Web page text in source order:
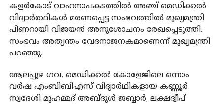
കളർകോട് വാഹനാപകടത്തിൽ അഞ്ച് മെഡിക്കൽ
വിദ്വാർത്ഥികൾ മരണപ്പെട്ട സംഭവത്തിൽ മുഖ്യമന്ത്രി
പിണറായി വിജയൻ അനുശോചനം രേഖപ്പെടുത്തി.
സംഭവം അത്യന്തം വേദനാജനകമാണെന്ന് മുഖ്യമന്ത്രി
പറഞ്ഞു.
ആലപ്പുഴ ഗവ. മെഡിക്കൽ കോളേജിലെ ഒന്നാം
വർഷ എംബിബിഎസ് വിദ്യാർഥികളായ കണ്ണൂർ
സ്വദേശി മുഹമ്മദ് അബ്ദുൾ ജബ്ബാർ, ലക്ഷദ്വീപ്